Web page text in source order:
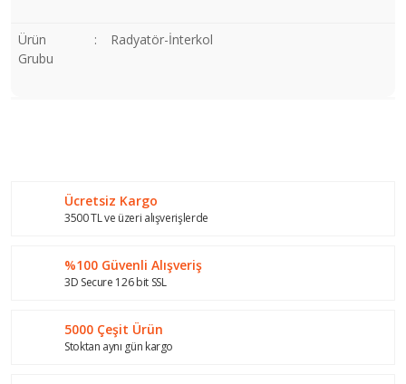
Ürün
Grubu
: Radyatör-İnterkol
Ürün resmi kalitesiz, bozuk veya görüntülenemiyor.
Ürün bilgilerinde hatalar bulunuyor.
Bu ürüne benzer farklı alternatifler olmalı.
Ücretsiz Kargo
3500 TL ve üzeri alışverişlerde
%100 Güvenli Alışveriş
3D Secure 126 bit SSL
5000 Çeşit Ürün
Stoktan aynı gün kargo